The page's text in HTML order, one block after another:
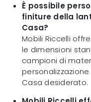
È possibile
finiture della
Casa?
Mobili Riccelli
le dimensioni
campioni di
Casa desiderato.